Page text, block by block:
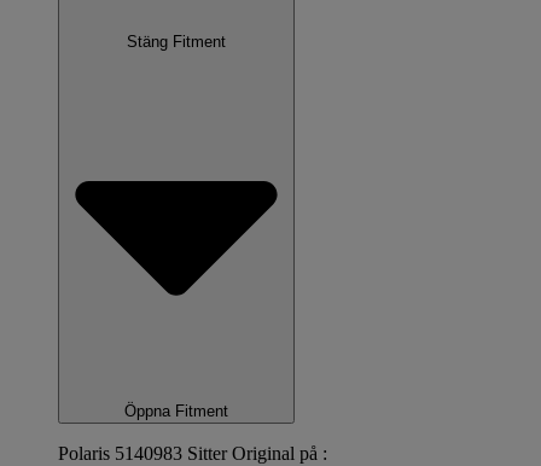
Stäng Fitment
Öppna Fitment
Polaris 5140983 Sitter Original på :